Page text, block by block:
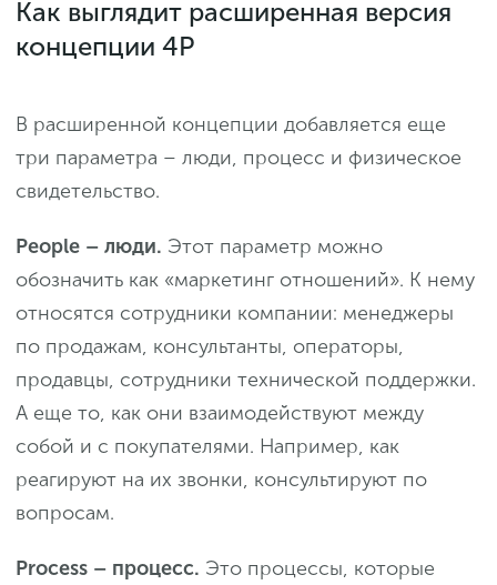
Как выглядит расширенная версия
концепции 4P
В расширенной концепции добавляется еще
три параметра – люди, процесс и физическое
свидетельство.
People – люди. Этот параметр можно
обозначить как «маркетинг отношений». К нему
относятся сотрудники компании: менеджеры
по продажам, консультанты, операторы,
продавцы, сотрудники технической поддержки.
А еще то, как они взаимодействуют между
собой и с покупателями. Например, как
реагируют на их звонки, консультируют по
вопросам.
Process – процесс. Это процессы, которые